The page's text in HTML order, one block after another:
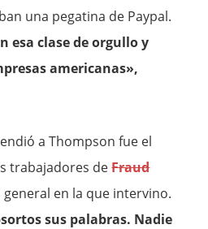
una pegatina de Paypal.
esa clase de orgullo y
americanas»,
a Thompson fue el
trabajadores deFraud
en la que intervino.
sus palabras. Nadie